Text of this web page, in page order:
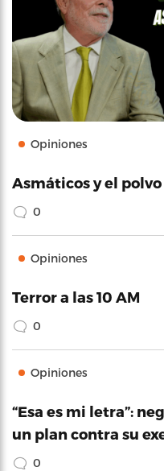
Opiniones
Asmáticos y el
0
Opiniones
Terror a las 10 AM
0
Opiniones
“Esa es mi letra”:
un plan contra su
0